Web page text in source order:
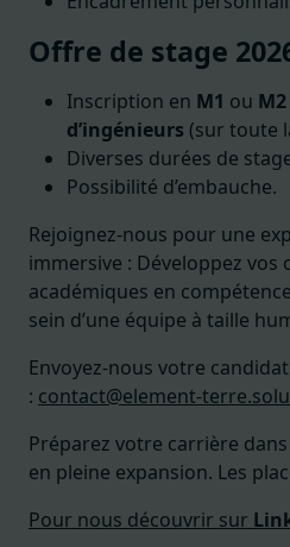
Offre de stage
Inscription en M1 ou M2
d’ingénieurs (sur toute
Diverses durées de
Possibilité d’embauche.
Rejoignez-nous pour une
immersive : Développez vos
académiques en
sein d’une équipe à taille
Envoyez-nous votre
: contact@element-
Préparez votre carrière
en pleine expansion. Les
Pour nous découvrir sur